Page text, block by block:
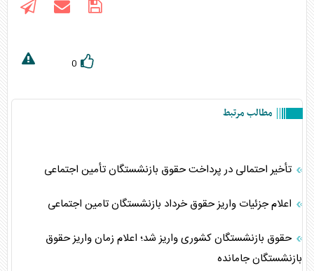
0
مطالب مرتبط
تأخیر احتمالی در پرداخت حقوق بازنشستگان تأمین اجتماعی
اعلام جزئیات واریز حقوق خرداد بازنشستگان تامین اجتماعی
حقوق بازنشستگان کشوری واریز شد؛ اعلام زمان واریز حقوق
بازنشستگان جامانده